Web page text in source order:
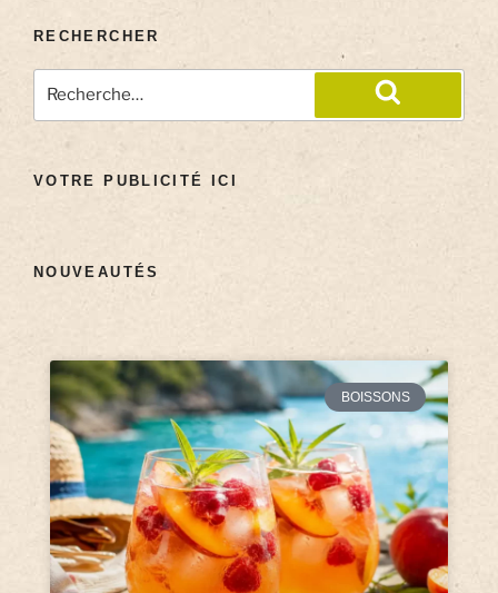
RECHERCHER
VOTRE PUBLICITÉ ICI
NOUVEAUTÉS
BOISSONS